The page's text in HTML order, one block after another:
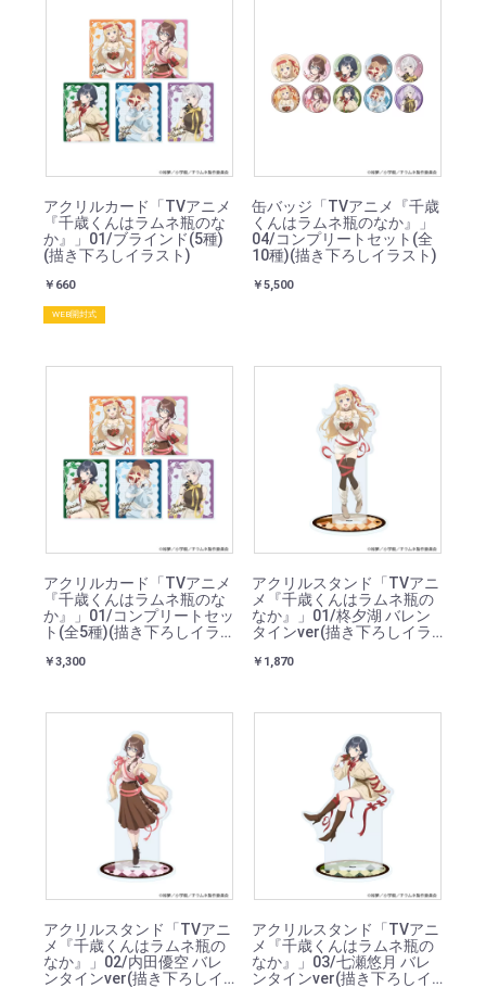
アクリルカード「TVアニメ
『千歳くんはラムネ瓶のな
か』」01/ブラインド(5種)
(描き下ろしイラスト)
￥660
WEB開封式
缶バッジ「TVアニメ『千歳
くんはラムネ瓶のなか』」
04/コンプリートセット(全
10種)(描き下ろしイラスト)
￥5,500
アクリルカード「TVアニメ
『千歳くんはラムネ瓶のな
か』」01/コンプリートセッ
ト(全5種)(描き下ろしイラ
￥3,300
アクリルスタンド「TVアニ
メ『千歳くんはラムネ瓶の
なか』」01/柊夕湖 バレン
タインver(描き下ろしイラ
￥1,870
アクリルスタンド「TVアニ
メ『千歳くんはラムネ瓶の
なか』」02/内田優空 バレ
ンタインver(描き下ろしイ
アクリルスタンド「TVアニ
メ『千歳くんはラムネ瓶の
なか』」03/七瀬悠月 バレ
ンタインver(描き下ろしイ